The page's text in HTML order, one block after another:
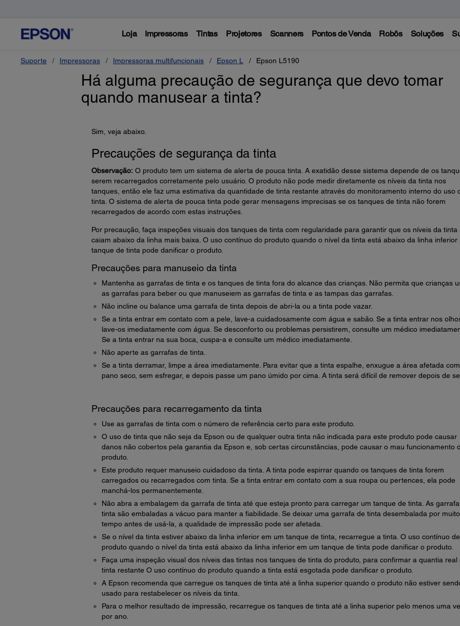
Loja Impressoras Tintas Projetores Scanners Pontos de Venda Robôs Soluções
Suporte Impressoras Impressoras multifuncionais Epson L Epson L5190
Há alguma precaução de segurança que devo tomar
quando manusear a tinta?
Sim, veja abaixo.
Precauções de segurança da tinta
Observação:O produto tem um sistema de alerta de pouca tinta. A exatidão desse sistema depende de os
serem recarregados corretamente pelo usuário. O produto não pode medir diretamente os níveis da tinta nos
tanques, então ele faz uma estimativa da quantidade de tinta restante através do monitoramento interno do uso
tinta. O sistema de alerta de pouca tinta pode gerar mensagens imprecisas se os tanques de tinta não forem
recarregados de acordo com estas instruções.
Por precaução, faça inspeções visuais dos tanques de tinta com regularidade para garantir que os níveis da tinta
caiam abaixo da linha mais baixa. O uso contínuo do produto quando o nível da tinta está abaixo da linha inferior
tanque de tinta pode danificar o produto.
Precauções para manuseio da tinta
Mantenha as garrafas de tinta e os tanques de tinta fora do alcance das crianças. Não permita que crianças
as garrafas para beber ou que manuseiem as garrafas de tinta e as tampas das garrafas.
Não incline ou balance uma garrafa de tinta depois de abri-la ou a tinta pode vazar.
Se a tinta entrar em contato com a pele, lave-a cuidadosamente com água e sabão. Se a tinta entrar nos
lave-os imediatamente com água. Se desconforto ou problemas persistirem, consulte um médico
Se a tinta entrar na sua boca, cuspa-a e consulte um médico imediatamente.
Não aperte as garrafas de tinta.
Se a tinta derramar, limpe a área imediatamente. Para evitar que a tinta espalhe, enxugue a área afetada
pano seco, sem esfregar, e depois passe um pano úmido por cima. A tinta será difícil de remover depois de
Precauções para recarregamento da tinta
Use as garrafas de tinta com o número de referência certo para este produto.
O uso de tinta que não seja da Epson ou de qualquer outra tinta não indicada para este produto pode causar
danos não cobertos pela garantia da Epson e, sob certas circunstâncias, pode causar o mau funcionamento
produto.
Este produto requer manuseio cuidadoso da tinta. A tinta pode espirrar quando os tanques de tinta forem
carregados ou recarregados com tinta. Se a tinta entrar em contato com a sua roupa ou pertences, ela pode
manchá-los permanentemente.
Não abra a embalagem da garrafa de tinta até que esteja pronto para carregar um tanque de tinta. As
tinta são embaladas a vácuo para manter a fiabilidade. Se deixar uma garrafa de tinta desembalada por muito
tempo antes de usá-la, a qualidade de impressão pode ser afetada.
Se o nível da tinta estiver abaixo da linha inferior em um tanque de tinta, recarregue a tinta. O uso contínuo
produto quando o nível da tinta está abaixo da linha inferior em um tanque de tinta pode danificar o produto.
Faça uma inspeção visual dos níveis das tintas nos tanques de tinta do produto, para confirmar a quantia real
tinta restante O uso contínuo do produto quando a tinta está esgotada pode danificar o produto.
A Epson recomenda que carregue os tanques de tinta até a linha superior quando o produto não estiver
usado para restabelecer os níveis da tinta.
Para o melhor resultado de impressão, recarregue os tanques de tinta até a linha superior pelo menos uma
por ano.